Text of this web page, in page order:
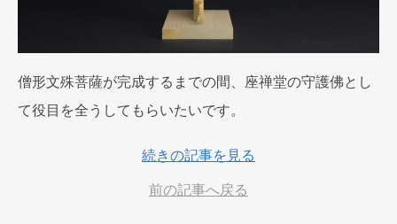
僧形文殊菩薩が完成するまでの間、座禅堂の守護佛とし
て役目を全うしてもらいたいです。
続きの記事を見る
前の記事へ戻る